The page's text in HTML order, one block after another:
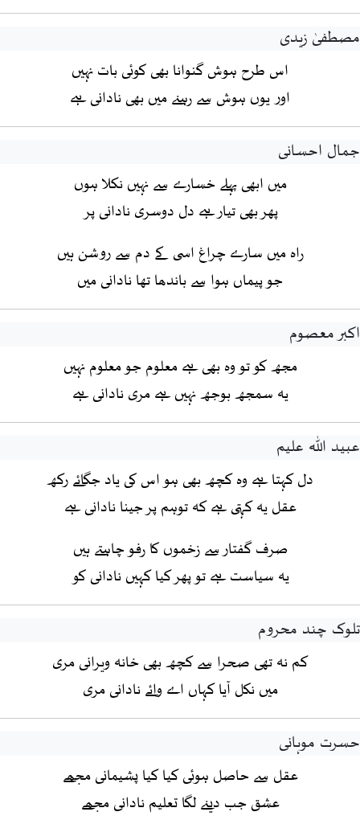
مصطفیٰ زیدی
اس طرح ہوش گنوانا بھی کوئی بات نہیں
اور یوں ہوش سے رہنے میں بھی نادانی ہے
جمال احسانی
میں ابھی پہلے خسارے سے نہیں نکلا ہوں
پھر بھی تیار ہے دل دوسری نادانی پر
راہ میں سارے چراغ اسی کے دم سے روشن ہیں
جو پیماں ہوا سے باندھا تھا نادانی میں
اکبر معصوم
مجھ کو تو وہ بھی ہے معلوم جو معلوم نہیں
یہ سمجھ بوجھ نہیں ہے مری نادانی ہے
عبید اللہ علیم
دل کہتا ہے وہ کچھ بھی ہو اس کی یاد جگائے رکھ
عقل یہ کہتی ہے کہ توہم پر جینا نادانی ہے
صرف گفتار سے زخموں کا رفو چاہتے ہیں
یہ سیاست ہے تو پھر کیا کہیں نادانی کو
تلوک چند محروم
کم نہ تھی صحرا سے کچھ بھی خانہ ویرانی مری
میں نکل آیا کہاں اے وائے نادانی مری
حسرت موہانی
عقل سے حاصل ہوئی کیا کیا پشیمانی مجھے
عشق جب دینے لگا تعلیم نادانی مجھے